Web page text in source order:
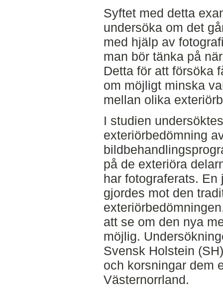
Syftet med detta
undersöka om det
med hjälp av
man bör tänka på
Detta för att försöka
om möjligt minska
mellan olika
I studien
exteriörbedömning
på de exteriöra
har fotograferats.
gjordes mot den
att se om den nya
möjlig.
Svensk Holstein
och korsningar dem
Västernorrland.